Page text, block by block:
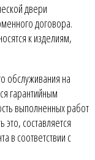
двери
договора.
к изделиям,
обслуживания на
гарантийным
выполненных работ
это, составляется
в соответствии с